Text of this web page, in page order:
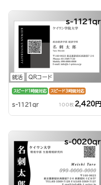
就活 QRコード
s-1121qr
スピード1時間対応 スピード3時間対応
s-1121qr 100枚 2,420円
s-0020qr